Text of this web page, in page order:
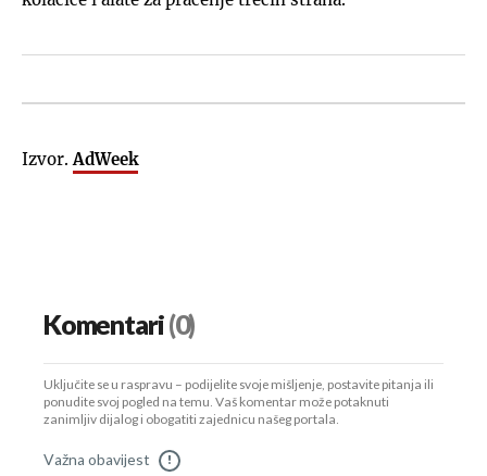
Izvor. AdWeek
Komentari(0)
Uključite se u raspravu – podijelite svoje mišljenje, postavite pitanja ili
ponudite svoj pogled na temu. Vaš komentar može potaknuti
zanimljiv dijalog i obogatiti zajednicu našeg portala.
Važna obavijest !